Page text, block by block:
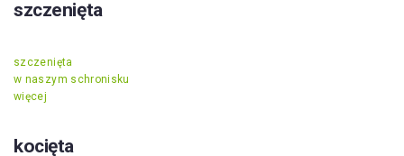
szczenięta
szczenięta
w naszym schronisku
więcej
kocięta